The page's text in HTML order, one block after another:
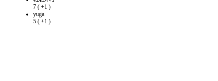
7 ( +1 )
yuga
5 ( +1 )